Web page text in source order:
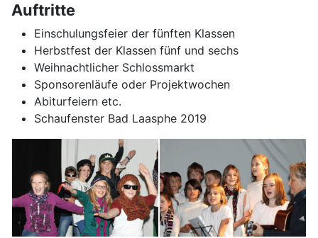
Auftritte
Einschulungsfeier der fünften Klassen
Herbstfest der Klassen fünf und sechs
Weihnachtlicher Schlossmarkt
Sponsorenläufe oder Projektwochen
Abiturfeiern etc.
Schaufenster Bad Laasphe 2019